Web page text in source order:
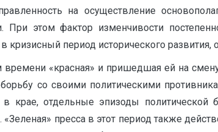
на осуществление
При этом фактор изменчивости
в кризисный период исторического
времени «красная» и пришедшая ей на
со своими политическими
в крае, отдельные эпизоды
«Зеленая» пресса в этот период также